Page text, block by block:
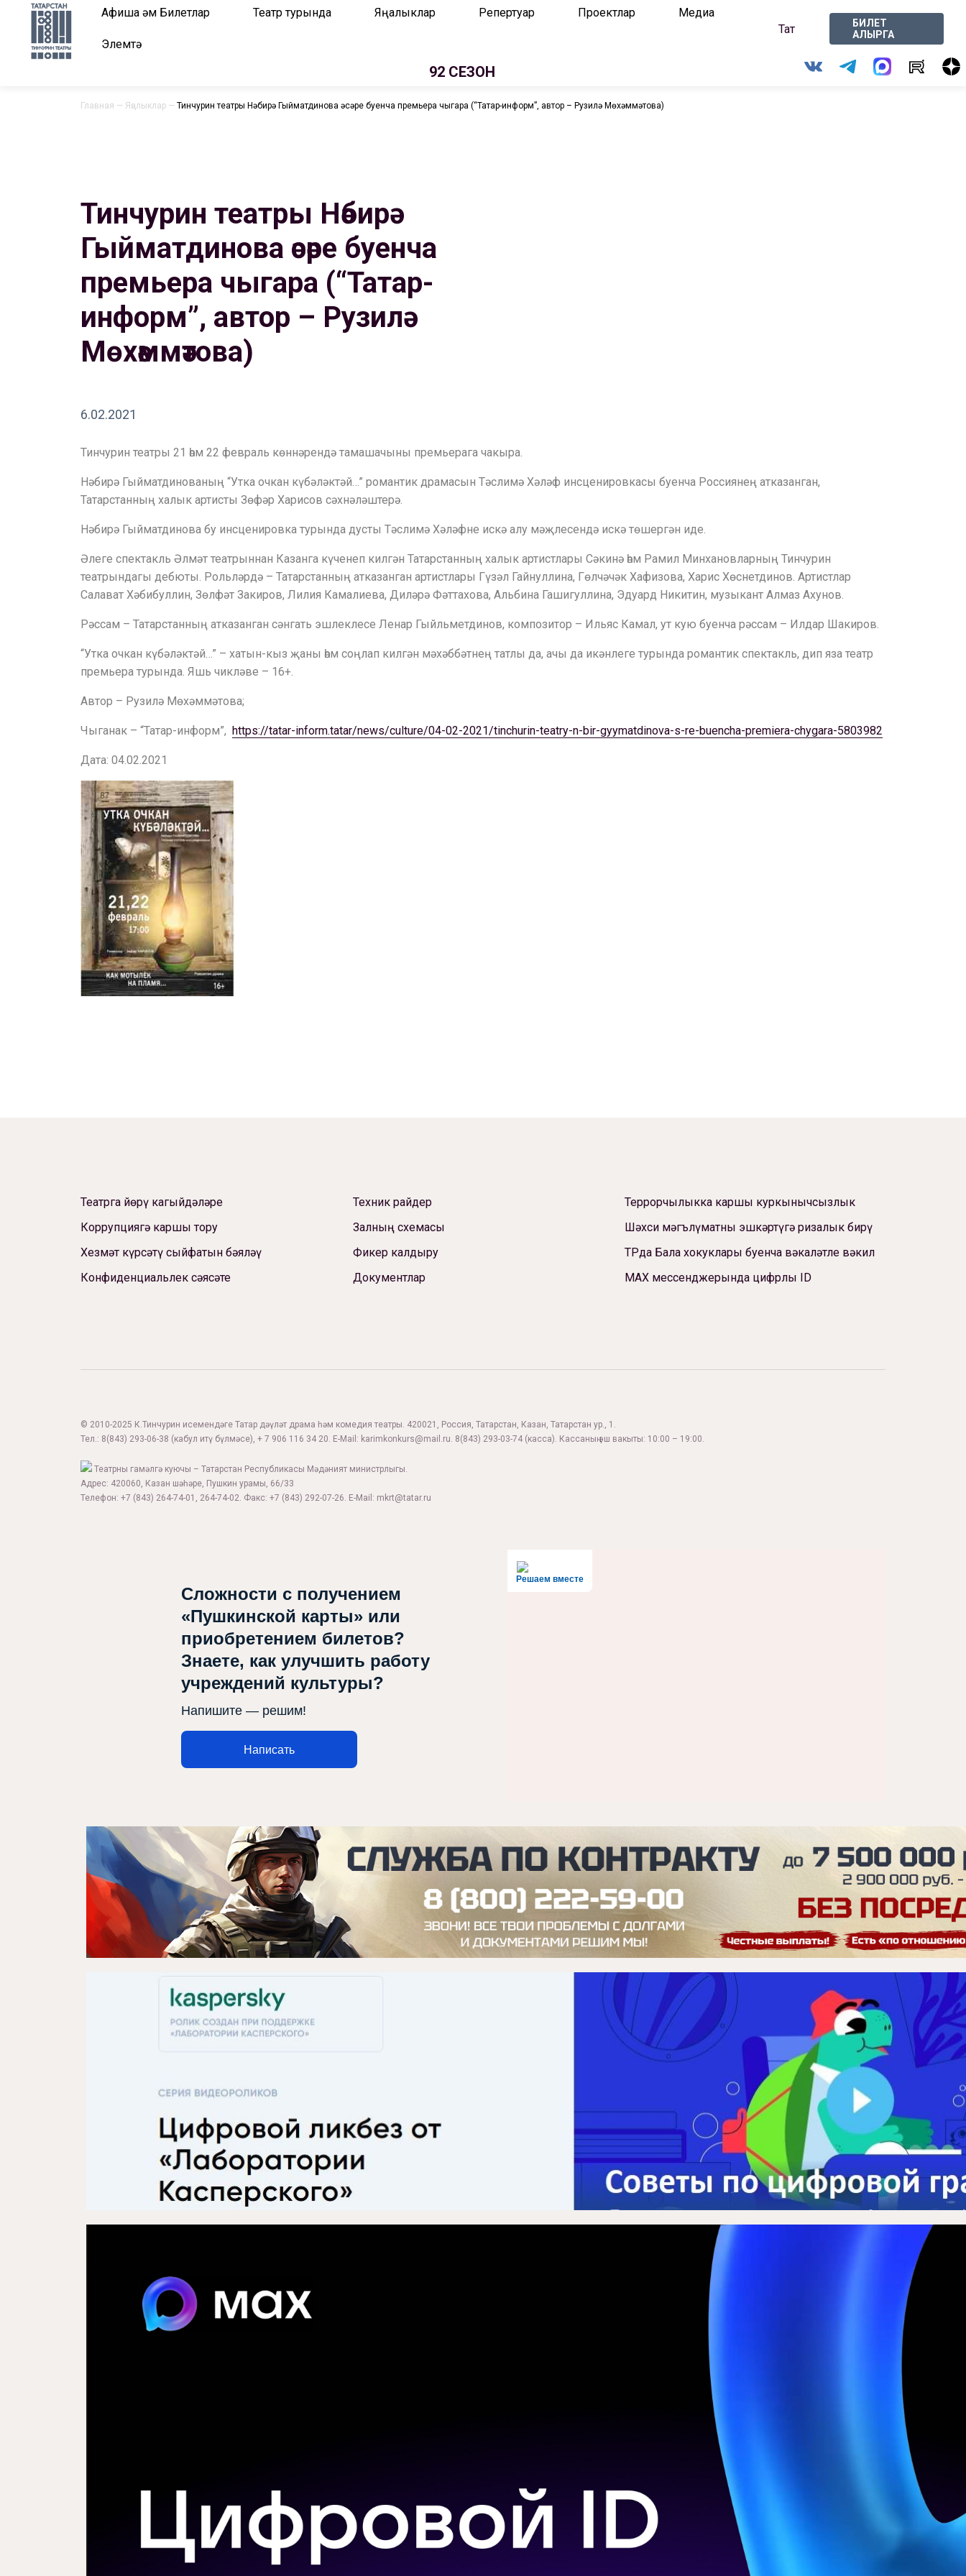
Афиша һәм Билетлар Театр турында Яңалыклар Репертуар Проектлар Медиа
Элемтә
Тат
БИЛЕТ
АЛЫРГА
92 СЕЗОН
Главная — Яңалыклар — Тинчурин театры Нәбирә Гыйматдинова әсәре буенча премьера чыгара (“Татар-информ”, автор – Рузилә Мөхәммәтова)
Тинчурин театры Нәбирә
Гыйматдинова әсәре буенча
премьера чыгара (“Татар-
информ”, автор – Рузилә
Мөхәммәтова)
6.02.2021
Тинчурин театры 21 һәм 22 февраль көннәрендә тамашачыны премьерага чакыра.
Нәбирә Гыйматдинованың “Утка очкан күбәләктәй…” романтик драмасын Тәслимә Хәләф инсценировкасы буенча Россиянең атказанган,
Татарстанның халык артисты Зөфәр Харисов сәхнәләштерә.
Нәбирә Гыйматдинова бу инсценировка турында дусты Тәслимә Хәләфне искә алу мәҗлесендә искә төшергән иде.
Әлеге спектакль Әлмәт театрыннан Казанга күченеп килгән Татарстанның халык артистлары Сәкинә һәм Рамил Минхановларның Тинчурин
театрындагы дебюты. Рольләрдә – Татарстанның атказанган артистлары Гүзәл Гайнуллина, Гөлчәчәк Хафизова, Харис Хөснетдинов. Артистлар
Салават Хәбибуллин, Зөлфәт Закиров, Лилия Камалиева, Диләрә Фәттахова, Альбина Гашигуллина, Эдуард Никитин, музыкант Алмаз Ахунов.
Рәссам – Татарстанның атказанган сәнгать эшлеклесе Ленар Гыйльметдинов, композитор – Ильяс Камал, ут кую буенча рәссам – Илдар Шакиров.
“Утка очкан күбәләктәй…” – хатын-кыз җаны һәм соңлап килгән мәхәббәтнең татлы да, ачы да икәнлеге турында романтик спектакль, дип яза театр
премьера турында. Яшь чикләве – 16+.
Автор – Рузилә Мөхәммәтова;
Чыганак – “Татар-информ”, https://tatar-inform.tatar/news/culture/04-02-2021/tinchurin-teatry-n-bir-gyymatdinova-s-re-buencha-premiera-chygara-5803982
Дата: 04.02.2021
Театрга йөрү кагыйдәләре
Коррупциягә каршы тору
Хезмәт күрсәтү сыйфатын бәяләү
Конфиденциальлек сәясәте
Техник райдер
Залның схемасы
Фикер калдыру
Документлар
Террорчылыкка каршы куркынычсызлык
Шәхси мәгълүматны эшкәртүгә ризалык бирү
ТРда Бала хокуклары буенча вәкаләтле вәкил
МАХ мессенджерында цифрлы ID
© 2010-2025 К.Тинчурин исемендәге Татар дәүләт драма һәм комедия театры. 420021, Россия, Татарстан, Казан, Татарстан ур., 1.
Тел.: 8(843) 293-06-38 (кабул итү бүлмәсе), + 7 906 116 34 20. E-Mail: karimkonkurs@mail.ru. 8(843) 293-03-74 (касса). Кассаның эш вакыты: 10:00 – 19:00.
Театрны гамәлгә куючы – Татарстан Республикасы Мәдәният министрлыгы.
Адрес: 420060, Казан шәһәре, Пушкин урамы, 66/33
Телефон: +7 (843) 264-74-01, 264-74-02. Факс: +7 (843) 292-07-26. E-Mail: mkrt@tatar.ru
Решаем вместе
Сложности с получением
«Пушкинской карты» или
приобретением билетов?
Знаете, как улучшить работу
учреждений культуры?
Напишите — решим!
Написать